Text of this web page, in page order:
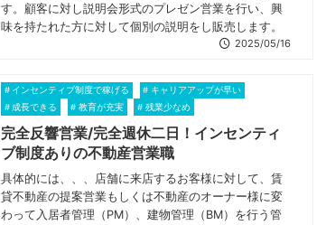
す。顧客に対し説明会形式のプレゼン営業を行い、興
味を持たれた方に対して個別の説明をし販売します。
2025/05/16
インセンティブ制度で稼げる
キャリアアップが早い
成長できる
教育が充実 残業少なめ
完全反響営業/完全週休二日！インセンティ
ブ制度ありの不動産営業職
具体的には、、、店舗に来店するお客様に対して、賃
貸不動産の提案営業もしくは不動産のオーナー様に変
わって入居者管理（PM）、建物管理（BM）を行う管